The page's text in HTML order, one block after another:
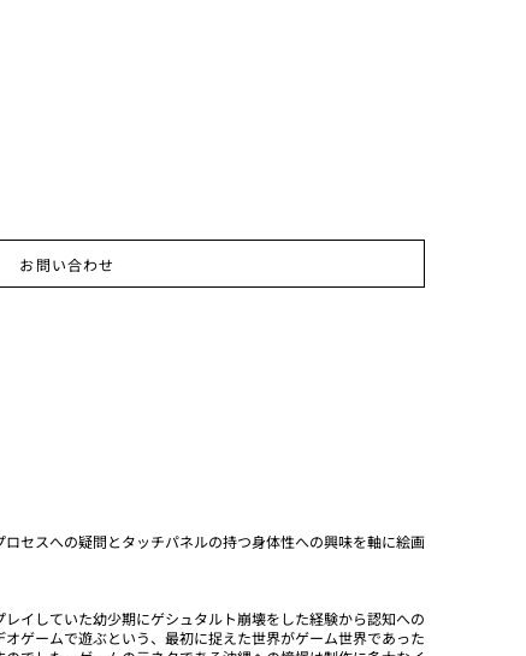
お問い合わせ
セスへの疑問とタッチパネルの持つ身体性への興味を軸に絵画
レイしていた幼少期にゲシュタルト崩壊をした経験から認知への
ゲームで遊ぶという、最初に捉えた世界がゲーム世界であった